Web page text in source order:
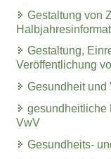
Gestaltung von
Gestaltung,
Veröffentlichung
Gesundheit und
gesundheitliche
VwV
Gesundheits-